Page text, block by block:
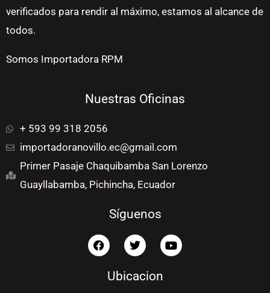
verificados para rendir al máximo, estamos al alcance de
todos.
Somos Importadora RPM
Nuestras Oficinas
+ 593 99 318 2056
importadoranovillo.ec@gmail.com
Primer Pasaje Chaquibamba San Lorenzo
Guayllabamba, Pichincha, Ecuador
Síguenos
F
a
T
w
t
t
Y
o
Ubicacion